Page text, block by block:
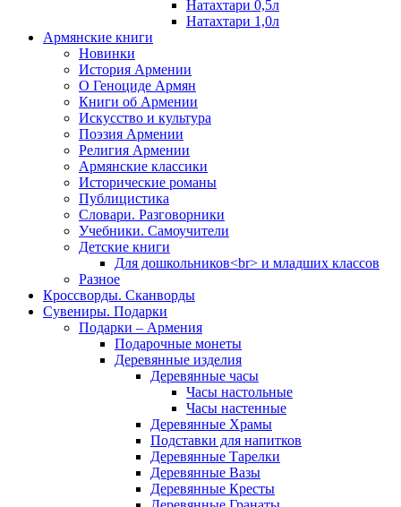
Натахтари 0,5л
Натахтари 1,0л
Армянские книги
Новинки
История Армении
О Геноциде Армян
Книги об Армении
Иcкусство и культура
Поэзия Армении
Религия Армении
Армянские классики
Исторические романы
Публицистика
Словари. Разговорники
Учебники. Самоучители
Детские книги
Для дошкольников<br> и младших классов
Разное
Кроссворды. Сканворды
Сувениры. Подарки
Подарки – Армения
Подарочные монеты
Деревянные изделия
Деревянные часы
Часы настольные
Часы настенные
Деревянные Храмы
Подставки для напитков
Деревянные Тарелки
Деревянные Вазы
Деревянные Кресты